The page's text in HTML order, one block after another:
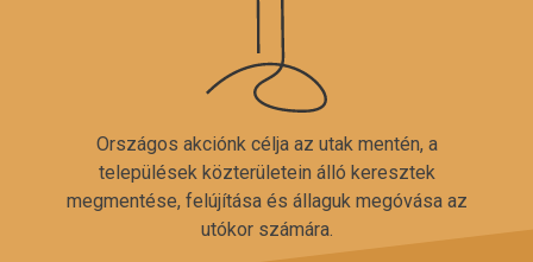
Országos akciónk célja az utak mentén, a
települések közterületein álló keresztek
megmentése, felújítása és állaguk megóvása az
utókor számára.